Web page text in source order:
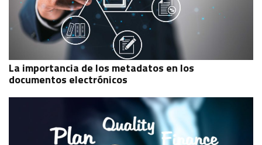
La importancia de los metadatos en los
documentos electrónicos